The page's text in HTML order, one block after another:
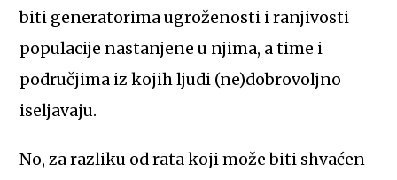
biti generatorima ugroženosti i ranjivosti
populacije nastanjene u njima, a time i
područjima iz kojih ljudi (ne)dobrovoljno
iseljavaju.
No, za razliku od rata koji može biti shvaćen